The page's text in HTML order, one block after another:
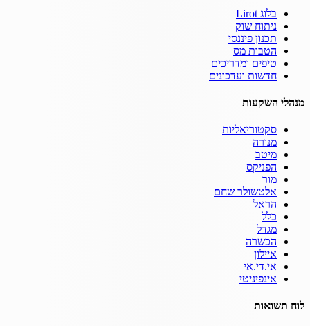
בלוג Lirot
ניתוח שוק
תכנון פיננסי
הטבות מס
טיפים ומדריכים
חדשות ועדכונים
מנהלי השקעות
סקטוריאליות
מנורה
מיטב
הפניקס
מור
אלטשולר שחם
הראל
כלל
מגדל
הכשרה
איילון
אי.די.אי
אינפיניטי
לוח תשואות